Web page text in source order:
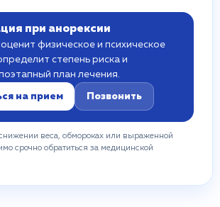
при анорексии
физическое и психическое
степень риска и
план лечения.
на прием Позвонить
веса, обмороках или выраженной
срочно обратиться за медицинской